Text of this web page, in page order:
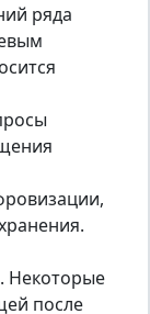
ряда
Некоторые
после